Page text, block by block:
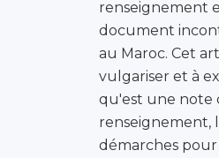
renseignement
document
au Maroc. Cet
vulgariser et à
qu'est une note
renseignement,
démarches